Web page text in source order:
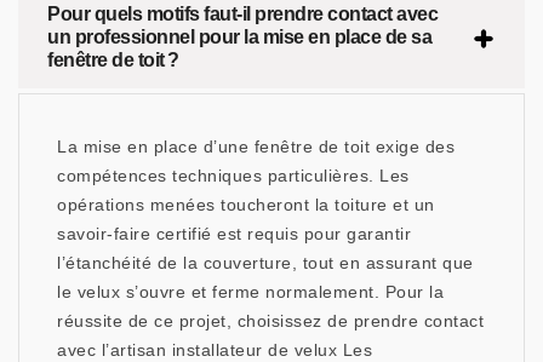
Pour quels motifs faut-il prendre contact avec
un professionnel pour la mise en place de sa
fenêtre de toit ?
La mise en place d’une fenêtre de toit exige des
compétences techniques particulières. Les
opérations menées toucheront la toiture et un
savoir-faire certifié est requis pour garantir
l’étanchéité de la couverture, tout en assurant que
le velux s’ouvre et ferme normalement. Pour la
réussite de ce projet, choisissez de prendre contact
avec l’artisan installateur de velux Les